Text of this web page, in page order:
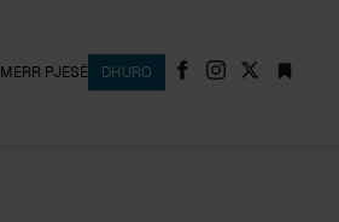
MERR PJESË DHURO